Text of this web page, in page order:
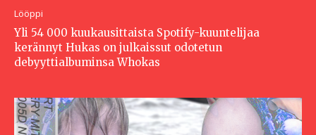
Lööppi
Yli 54 000 kuukausittaista Spotify-kuuntelijaa
kerännyt Hukas on julkaissut odotetun
debyyttialbuminsa Whokas